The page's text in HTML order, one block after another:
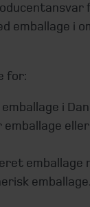
emballage i
for:
i
emballage